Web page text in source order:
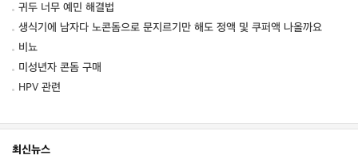
귀두 너무 예민 해결법
생식기에 남자다 노콘돔으로 문지르기만 해도 정액 및 쿠퍼액 나올까요
비뇨
미성년자 콘돔 구매
HPV 관련
최신뉴스